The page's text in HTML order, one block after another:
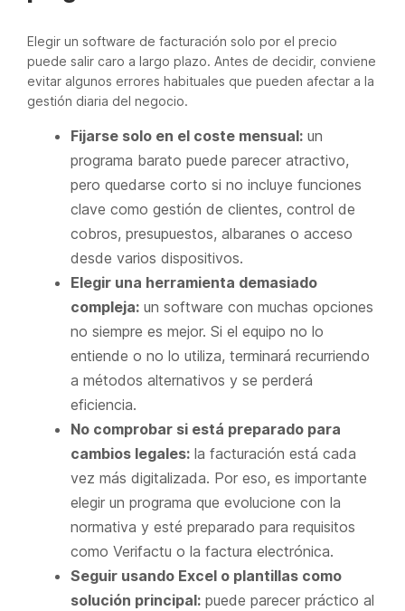
Elegir un software de facturación solo por el precio
puede salir caro a largo plazo. Antes de decidir, conviene
evitar algunos errores habituales que pueden afectar a la
gestión diaria del negocio.
Fijarse solo en el coste mensual: un
programa barato puede parecer atractivo,
pero quedarse corto si no incluye funciones
clave como gestión de clientes, control de
cobros, presupuestos, albaranes o acceso
desde varios dispositivos.
Elegir una herramienta demasiado
compleja: un software con muchas opciones
no siempre es mejor. Si el equipo no lo
entiende o no lo utiliza, terminará recurriendo
a métodos alternativos y se perderá
eficiencia.
No comprobar si está preparado para
cambios legales: la facturación está cada
vez más digitalizada. Por eso, es importante
elegir un programa que evolucione con la
normativa y esté preparado para requisitos
como Verifactu o la factura electrónica.
Seguir usando Excel o plantillas como
solución principal: puede parecer práctico al